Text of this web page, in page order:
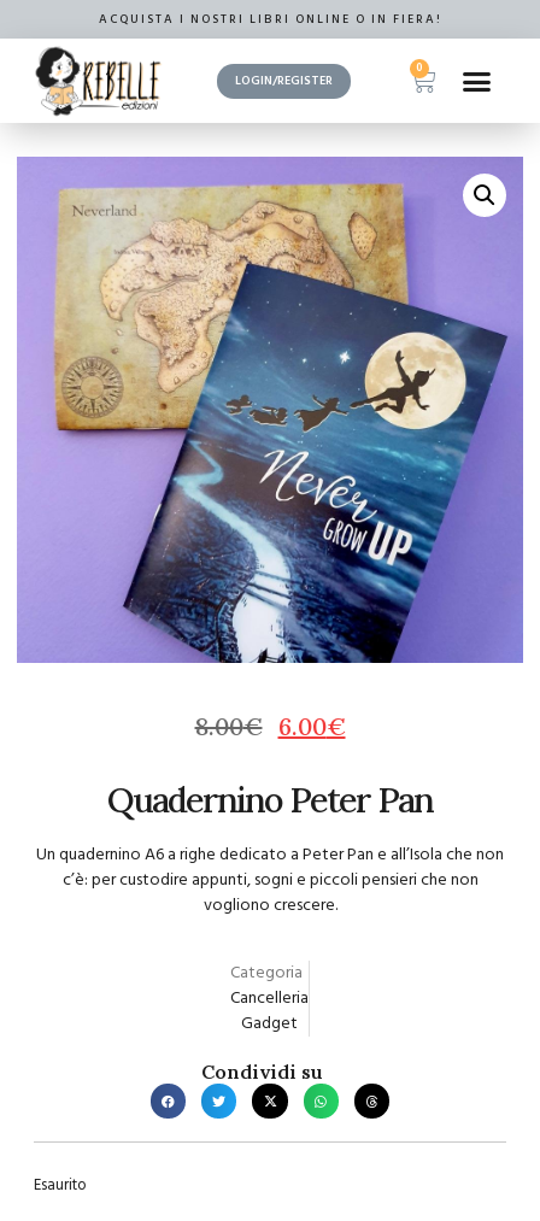
ACQUISTA I NOSTRI LIBRI ONLINE O IN FIERA!
LOGIN/REGISTER
0
8.00€ 6.00€
Quadernino Peter Pan
Un quadernino A6 a righe dedicato a Peter Pan e all’Isola che non
c’è: per custodire appunti, sogni e piccoli pensieri che non
vogliono crescere.
Categoria
Cancelleria
Gadget
Condividi su
Esaurito